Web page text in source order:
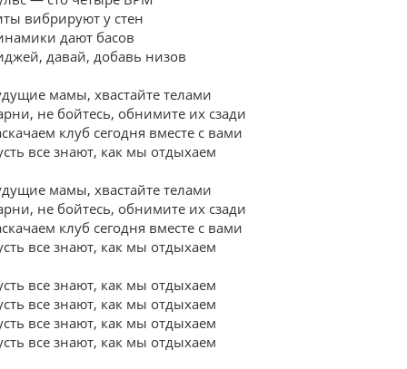
вибрируют у стен
дают басов
давай, добавь низов
мамы, хвастайте телами
не бойтесь, обнимите их сзади
клуб сегодня вместе с вами
все знают, как мы отдыхаем
мамы, хвастайте телами
не бойтесь, обнимите их сзади
клуб сегодня вместе с вами
все знают, как мы отдыхаем
все знают, как мы отдыхаем
все знают, как мы отдыхаем
все знают, как мы отдыхаем
все знают, как мы отдыхаем